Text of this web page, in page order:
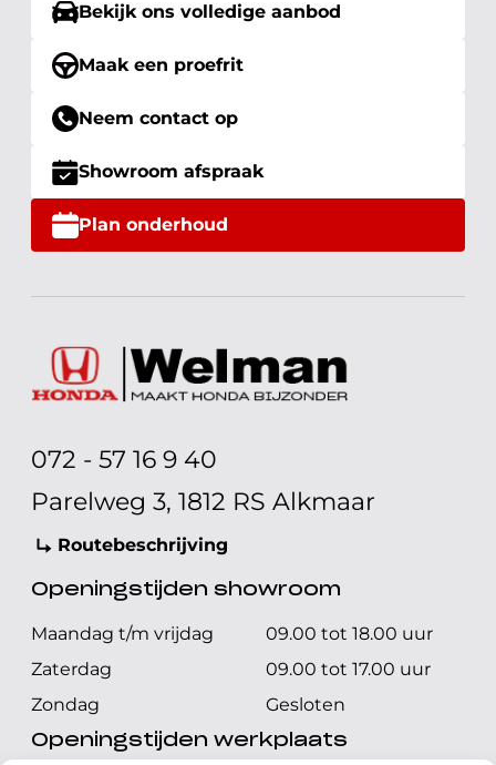
Bekijk ons volledige aanbod
Maak een proefrit
Neem contact op
Showroom afspraak
Plan onderhoud
072 - 57 16 9 40
Parelweg 3, 1812 RS Alkmaar
Routebeschrijving
Openingstijden showroom
Maandag t/m vrijdag
09.00 tot 18.00 uur
Zaterdag
09.00 tot 17.00 uur
Zondag
Gesloten
Openingstijden werkplaats